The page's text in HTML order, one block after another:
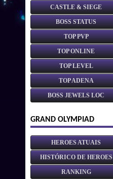
CASTLE & SIEGE
BOSS STATUS
TOP PVP
TOP ONLINE
TOP LEVEL
TOP ADENA
BOSS JEWELS LOC
GRAND OLYMPIAD
HEROES ATUAIS
HISTÓRICO DE HEROES
RANKING